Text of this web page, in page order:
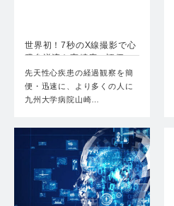
世界初！7秒のX線撮影で心
臓弁逆流を高精度に評価…
先天性心疾患の経過観察を簡
便・迅速に、より多くの人に
九州大学病院山崎…